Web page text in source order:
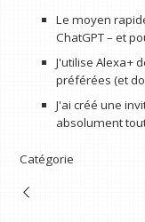
Le moyen
ChatGPT – et
J'utilise Alexa+
préférées (et
J'ai créé une
absolument
Catégorie